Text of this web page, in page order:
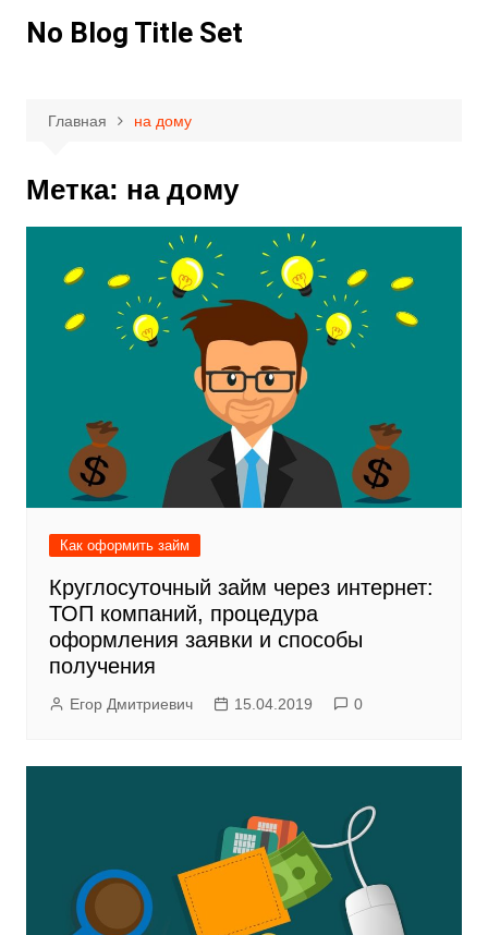
No Blog Title Set
Главная на дому
Метка: на дому
Как оформить займ
Круглосуточный займ через интернет:
ТОП компаний, процедура
оформления заявки и способы
получения
Егор Дмитриевич 15.04.2019 0